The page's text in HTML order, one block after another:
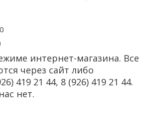
интернет-магазина. Все
через сайт либо
419 21 44, 8 (926) 419 21 44.
нет.